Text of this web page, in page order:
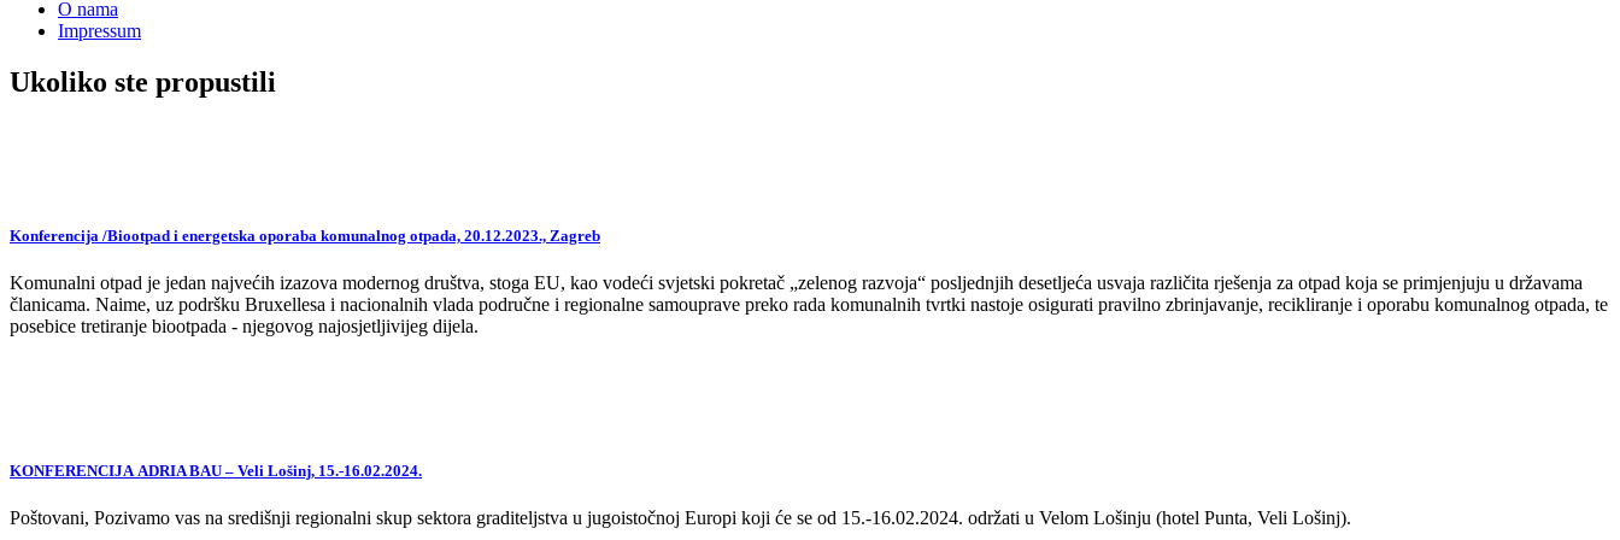
O nama
Impressum
Ukoliko ste propustili
Konferencija /Biootpad i energetska oporaba komunalnog otpada, 20.12.2023., Zagreb
Komunalni otpad je jedan najvećih izazova modernog društva, stoga EU, kao vodeći svjetski pokretač „zelenog razvoja“ posljednjih desetljeća usvaja različita rješenja za otpad koja se primjenjuju u državama
članicama. Naime, uz podršku Bruxellesa i nacionalnih vlada područne i regionalne samouprave preko rada komunalnih tvrtki nastoje osigurati pravilno zbrinjavanje, recikliranje i oporabu komunalnog otpada, te
posebice tretiranje biootpada - njegovog najosjetljivijeg dijela.
KONFERENCIJA ADRIA BAU – Veli Lošinj, 15.-16.02.2024.
Poštovani, Pozivamo vas na središnji regionalni skup sektora graditeljstva u jugoistočnoj Europi koji će se od 15.-16.02.2024. održati u Velom Lošinju (hotel Punta, Veli Lošinj).